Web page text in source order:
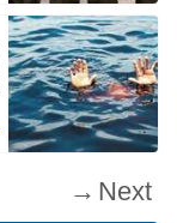
Next →